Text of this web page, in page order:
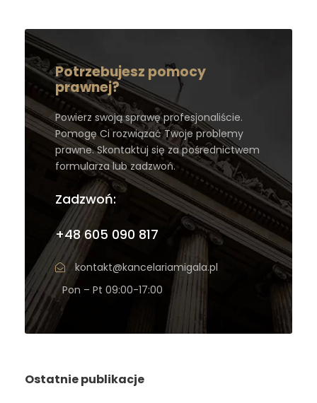
Potrzebujesz pomocy
prawnej?
Powierz swoją sprawę profesjonaliście.
Pomogę Ci rozwiązać Twoje problemy
prawne. Skontaktuj się za pośrednictwem
formularza lub zadzwoń.
Zadzwoń:
+48 605 090 817
kontakt@kancelariamigala.pl
Pon – Pt 09:00-17:00
Ostatnie publikacje